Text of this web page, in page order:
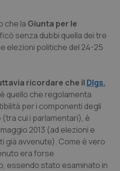
& Testa Collo
che la Giunta per le
senza dubbi quella dei tre
elezioni politiche del 24-25
ricordare che il Dlgs.
quello che regolamenta
per i componenti degli
cui i parlamentari), è
2013 (ad elezioni e
già avvenute). Come è vero
era forse
essendo stato esaminato in